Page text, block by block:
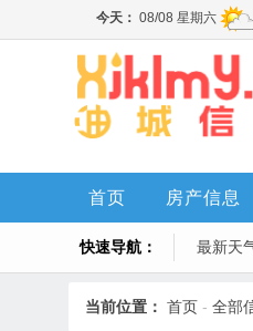
首页 房产信息
快速导航： 最新天
当前位置： 首页 - 全部